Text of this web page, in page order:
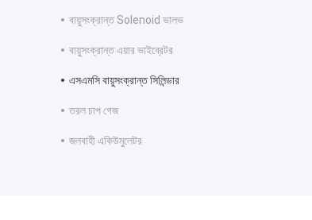
বায়ুসংক্রান্ত Solenoid ভালভ
বায়ুসংক্রান্ত এয়ার ভাইব্রেটর
এসএমসি বায়ুসংক্রান্ত সিলিন্ডার
তরল চাপ গেজ
জলবাহী একিউমুলেটর